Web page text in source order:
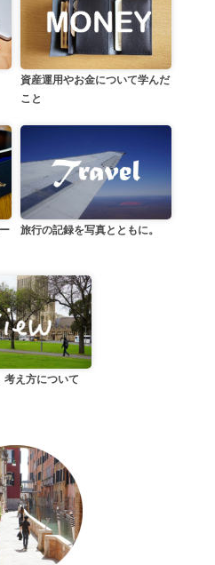
資産運用やお金について学んだ
こと
旅行の記録を写真とともに。
考え方について